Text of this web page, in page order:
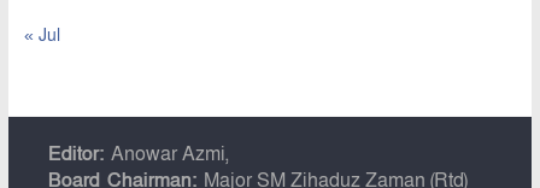
« Jul
Editor: Anowar Azmi,
Board Chairman: Major SM Zihaduz Zaman (Rtd)